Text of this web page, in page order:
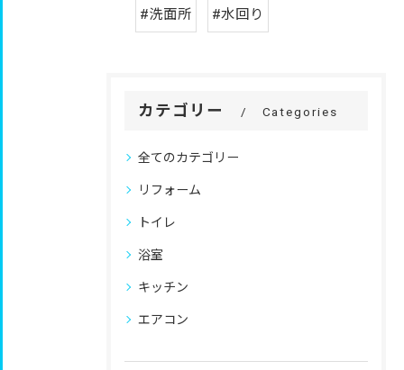
#洗面所 #水回り
カテゴリー Categories
全てのカテゴリー
リフォーム
トイレ
浴室
キッチン
エアコン